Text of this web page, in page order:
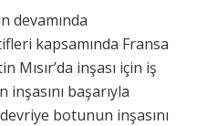
devamında
kapsamında Fransa
Mısır’da inşası için iş
başarıyla
botunun inşasını